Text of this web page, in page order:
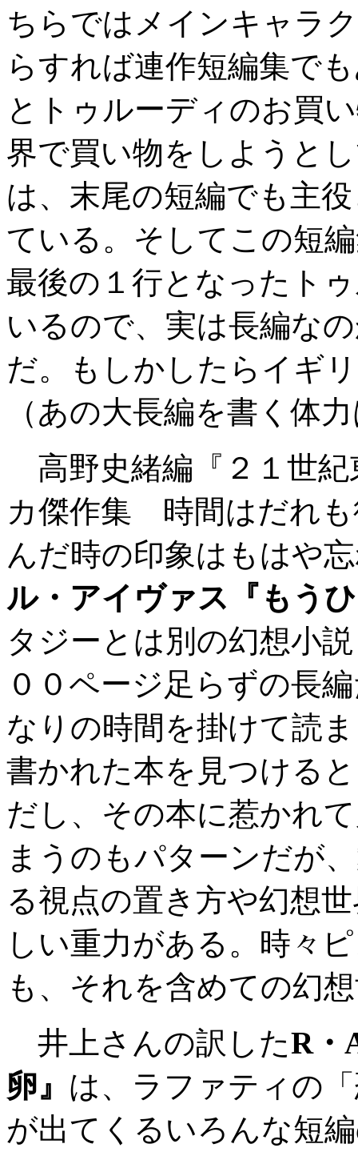
ちらではメインキャラ
らすれば連作短編集で
とトゥルーディのお買
界で買い物をしようと
は、末尾の短編でも主
ている。そしてこの短
最後の１行となったト
いるので、実は長編な
だ。もしかしたらイギ
（あの大長編を書く体
高野史緒編『２１世紀
カ傑作集 時間はだれ
んだ時の印象はもはや
ル・アイヴァス『もう
タジーとは別の幻想小
００ページ足らずの長
なりの時間を掛けて読
書かれた本を見つける
だし、その本に惹かれ
まうのもパターンだが
る視点の置き方や幻想
しい重力がある。時々
も、それを含めての幻
井上さんの訳したR・
卵』 は、ラファティの
が出てくるいろんな短